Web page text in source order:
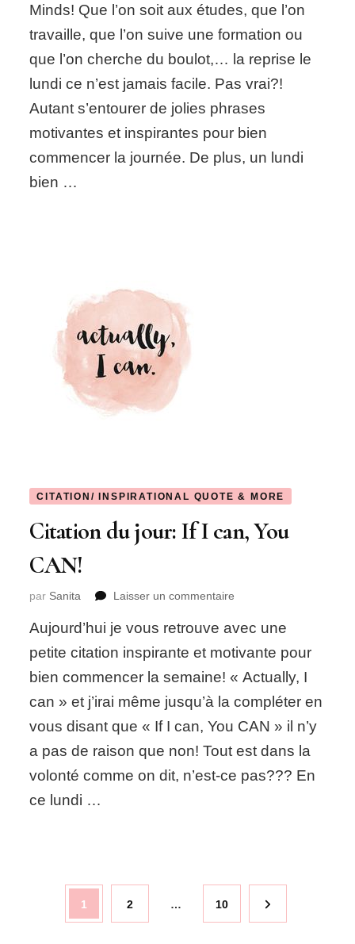
Minds! Que l’on soit aux études, que l’on
travaille, que l’on suive une formation ou
que l’on cherche du boulot,… la reprise le
lundi ce n’est jamais facile. Pas vrai?!
Autant s’entourer de jolies phrases
motivantes et inspirantes pour bien
commencer la journée. De plus, un lundi
bien …
CITATION/ INSPIRATIONAL QUOTE & MORE
Citation du jour: If I can, You
CAN!
par Sanita Laisser un commentaire
du
jour:
If
I
CAN!
Aujourd’hui je vous retrouve avec une
petite citation inspirante et motivante pour
bien commencer la semaine! « Actually, I
can » et j’irai même jusqu’à la compléter en
vous disant que « If I can, You CAN » il n’y
a pas de raison que non! Tout est dans la
volonté comme on dit, n’est-ce pas??? En
ce lundi …
Pagination
Page
1 Page
2 … Page
10